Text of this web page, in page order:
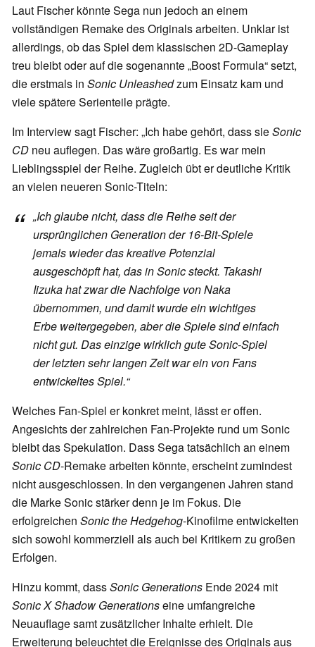
Laut Fischer könnte Sega nun jedoch an einem
vollständigen Remake des Originals arbeiten. Unklar ist
allerdings, ob das Spiel dem klassischen 2D-Gameplay
treu bleibt oder auf die sogenannte „Boost Formula“ setzt,
die erstmals in Sonic Unleashedzum Einsatz kam und
viele spätere Serienteile prägte.
Im Interview sagt Fischer: „Ich habe gehört, dass sieSonic
CD neu auflegen. Das wäre großartig. Es war mein
Lieblingsspiel der Reihe. Zugleich übt er deutliche Kritik
an vielen neueren Sonic-Titeln:
„Ich glaube nicht, dass die Reihe seit der
ursprünglichen Generation der 16-Bit-Spiele
jemals wieder das kreative Potenzial
ausgeschöpft hat, das in Sonic steckt. Takashi
Iizuka hat zwar die Nachfolge von Naka
übernommen, und damit wurde ein wichtiges
Erbe weitergegeben, aber die Spiele sind einfach
nicht gut. Das einzige wirklich gute Sonic-Spiel
der letzten sehr langen Zeit war ein von Fans
entwickeltes Spiel.“
Welches Fan-Spiel er konkret meint, lässt er offen.
Angesichts der zahlreichen Fan-Projekte rund um Sonic
bleibt das Spekulation. Dass Sega tatsächlich an einem
Sonic CD-Remake arbeiten könnte, erscheint zumindest
nicht ausgeschlossen. In den vergangenen Jahren stand
die Marke Sonic stärker denn je im Fokus. Die
erfolgreichen Sonic the Hedgehog-Kinofilme entwickelten
sich sowohl kommerziell als auch bei Kritikern zu großen
Erfolgen.
Hinzu kommt, dassSonic Generations Ende 2024 mit
Sonic X Shadow Generationseine umfangreiche
Neuauflage samt zusätzlicher Inhalte erhielt. Die
Erweiterung beleuchtet die Ereignisse des Originals aus